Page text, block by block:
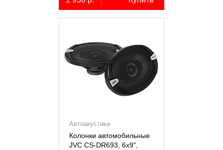
Автоакустика
Колонки автомобильные
JVC CS-DR693, 6х9",